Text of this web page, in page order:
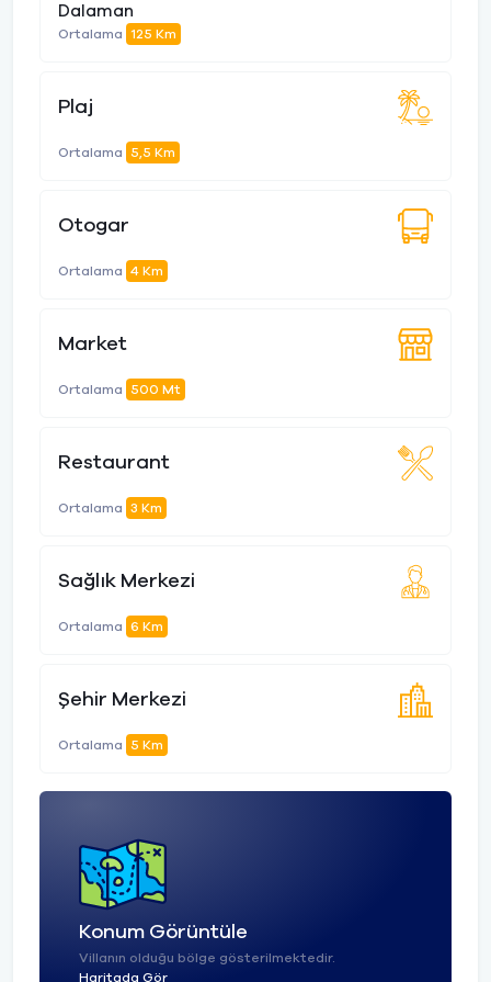
Dalaman
Ortalama 125 Km
Plaj
Ortalama 5,5 Km
Otogar
Ortalama 4 Km
Market
Ortalama 500 Mt
Restaurant
Ortalama 3 Km
Sağlık Merkezi
Ortalama 6 Km
Şehir Merkezi
Ortalama 5 Km
Konum Görüntüle
Villanın olduğu bölge gösterilmektedir.
Haritada Gör